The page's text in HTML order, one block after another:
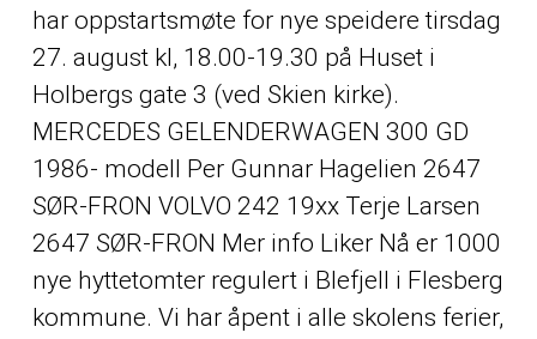
har oppstartsmøte for nye speidere tirsdag
27. august kl, 18.00-19.30 på Huset i
Holbergs gate 3 (ved Skien kirke).
MERCEDES GELENDERWAGEN 300 GD
1986- modell Per Gunnar Hagelien 2647
SØR-FRON VOLVO 242 19xx Terje Larsen
2647 SØR-FRON Mer info Liker Nå er 1000
nye hyttetomter regulert i Blefjell i Flesberg
kommune. Vi har åpent i alle skolens ferier,